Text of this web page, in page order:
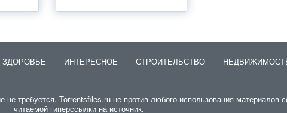
ЗДОРОВЬЕ ИНТЕРЕСНОЕ СТРОИТЕЛЬСТВО
требуется. Torrentsfiles.ru не против любого использования материалов
читаемой гиперссылки на источник.